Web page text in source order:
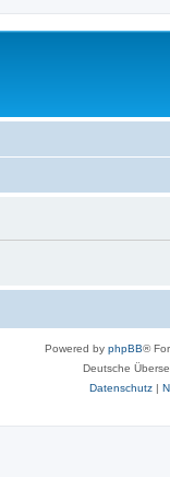
Powered by phpBB®
Deutsche
Datenschutz|